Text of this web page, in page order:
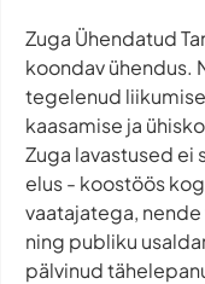
Zuga Ühendatud
koondav ühendus.
tegelenud
kaasamise ja
Zuga lavastused ei
elus - koostöös
vaatajatega,
ning publiku
pälvinud